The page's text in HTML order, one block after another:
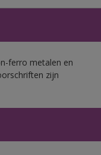
ferro metalen en
zijn